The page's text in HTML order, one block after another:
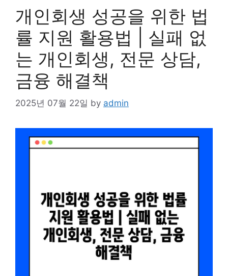
개인회생 성공을 위한 법
률 지원 활용법 | 실패 없
는 개인회생, 전문 상담,
금융 해결책
2025년 07월 22일 by admin